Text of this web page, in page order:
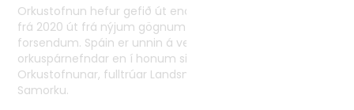
Búlgaría
Tvíhliðaverkefni
Norrænt samstarf
Alþjóðlegt samstarf
Orkustofnun hefur gefið út endurreikning á raforkuspá
frá 2020 út frá nýjum gögnum og uppfærðum
forsendum. Spáin er unnin á vegum raforkuhóps
orkuspárnefndar en í honum sitja nú auk fulltrúa
Orkustofnunar, fulltrúar Landsnets, dreifiveitnanna og
Samorku.